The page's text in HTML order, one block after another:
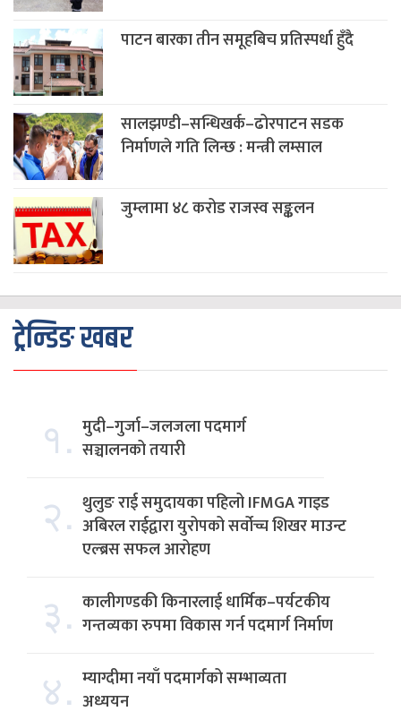
पाटन बारका तीन समूहबिच प्रतिस्पर्धा हुँदै
सालझण्डी–सन्धिखर्क–ढोरपाटन सडक
निर्माणले गति लिन्छ : मन्त्री लम्साल
जुम्लामा ४८ करोड राजस्व सङ्कलन
ट्रेन्डिङ खबर
१. मुदी–गुर्जा–जलजला पदमार्ग
सञ्चालनको तयारी
२. थुलुङ राई समुदायका पहिलो IFMGA गाइड
अबिरल राईद्वारा युरोपको सर्वोच्च शिखर माउन्ट
एल्ब्रस सफल आरोहण
३. कालीगण्डकी किनारलाई धार्मिक–पर्यटकीय
गन्तव्यका रुपमा विकास गर्न पदमार्ग निर्माण
४. म्याग्दीमा नयाँ पदमार्गको सम्भाव्यता
अध्ययन